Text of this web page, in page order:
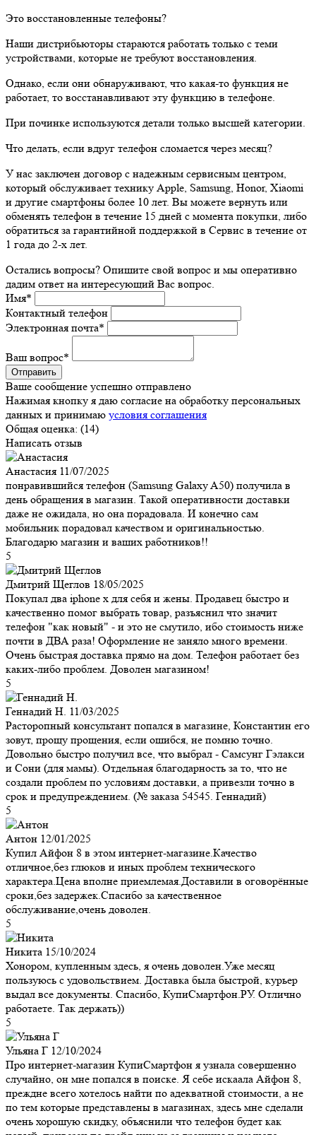
Это восстановленные телефоны?
Наши дистрибьюторы стараются работать только с теми
устройствами, которые не требуют восстановления.
Однако, если они обнаруживают, что какая-то функция не
работает, то восстанавливают эту функцию в телефоне.
При починке используются детали только высшей категории.
Что делать, если вдруг телефон сломается через месяц?
У нас заключен договор с надежным сервисным центром,
который обслуживает технику Apple, Samsung, Honor, Xiaomi
и другие смартфоны более 10 лет. Вы можете вернуть или
обменять телефон в течение 15 дней с момента покупки, либо
обратиться за гарантийной поддержкой в Сервис в течение от
1 года до 2-х лет.
Остались вопросы? Опишите свой вопрос и мы оперативно
дадим ответ на интересующий Вас вопрос.
Имя*
Контактный телефон
Электронная почта*
Ваш вопрос*
Ваше сообщение успешно отправлено
Нажимая кнопку я даю согласие на обработку персональных
данных и принимаю условия соглашения
Общая оценка: (14)
Написать отзыв
Анастасия 11/07/2025
понравившийся телефон (Samsung Galaxy A50) получила в
день обращения в магазин. Такой оперативности доставки
даже не ожидала, но она порадовала. И конечно сам
мобильник порадовал качеством и оригинальностью.
Благодарю магазин и ваших работников!!
5
Дмитрий Щеглов 18/05/2025
Покупал два iphone x для себя и жены. Продавец быстро и
качественно помог выбрать товар, разъяснил что значит
телефон "как новый" - и это не смутило, ибо стоимость ниже
почти в ДВА раза! Оформление не заняло много времени.
Очень быстрая доставка прямо на дом. Телефон работает без
каких-либо проблем. Доволен магазином!
5
Геннадий Н. 11/03/2025
Расторопный консультант попался в магазине, Константин его
зовут, прощу прощения, если ошибся, не помню точно.
Довольно быстро получил все, что выбрал - Самсунг Гэлакси
и Сони (для мамы). Отдельная благодарность за то, что не
создали проблем по условиям доставки, а привезли точно в
срок и предупреждением. (№ заказа 54545. Геннадий)
5
Антон 12/01/2025
Купил Айфон 8 в этом интернет-магазине.Качество
отличное,без глюков и иных проблем технического
характера.Цена вполне приемлемая.Доставили в оговорённые
сроки,без задержек.Спасибо за качественное
обслуживание,очень доволен.
5
Никита 15/10/2024
Хонором, купленным здесь, я очень доволен.Уже месяц
пользуюсь с удовольствием. Доставка была быстрой, курьер
выдал все документы. Спасибо, КупиСмартфон.РУ. Отлично
работаете. Так держать))
5
Ульяна Г 12/10/2024
Про интернет-магазин КупиСмартфон я узнала совершенно
случайно, он мне попался в поиске. Я себе искаала Айфон 8,
преждне всего хотелось найти по адекватной стоимости, а не
по тем которые представлены в магазинах, здесь мне сделали
очень хорошую скидку, объяснили что телефон будет как